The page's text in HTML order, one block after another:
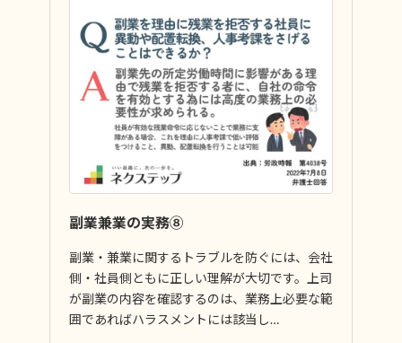
副業兼業の実務⑧
副業・兼業に関するトラブルを防ぐには、会社
側・社員側ともに正しい理解が大切です。上司
が副業の内容を確認するのは、業務上必要な範
囲であればハラスメントには該当し…